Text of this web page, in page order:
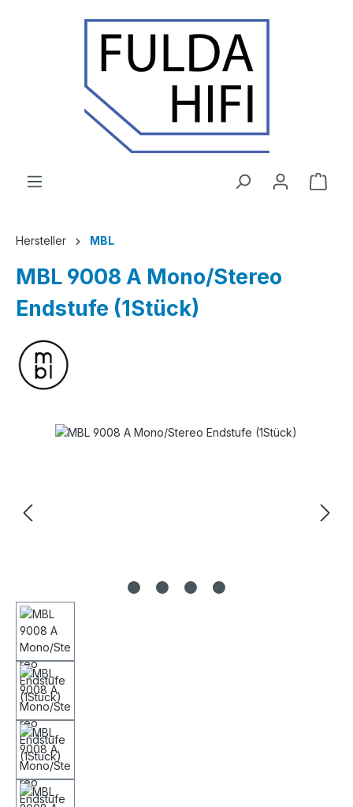
Zum Hauptinhalt springen
Hersteller MBL
MBL 9008 A Mono/Stereo
Endstufe (1Stück)
Bildergalerie überspringen